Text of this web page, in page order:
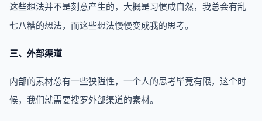
这些想法并不是刻意产生的，大概是习惯成自然，我总会有乱
七八糟的想法，而这些想法慢慢变成我的思考。
三、外部渠道
内部的素材总有一些狭隘性，一个人的思考毕竟有限，这个时
候，我们就需要搜罗外部渠道的素材。